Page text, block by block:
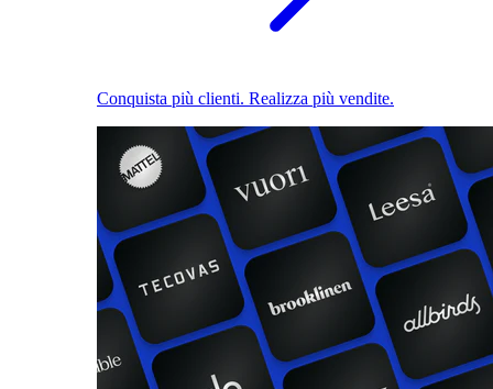
Conquista più clienti. Realizza più vendite.